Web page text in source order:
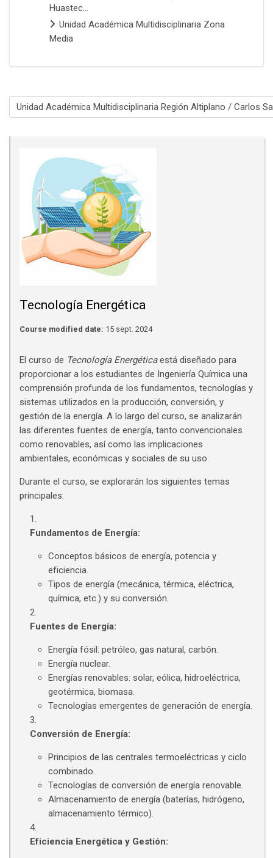
Categorías
Tecnología Energética
Course modified date: 15 sept. 2024
El curso de Tecnología Energéticaestá diseñado para
proporcionar a los estudiantes de Ingeniería Química una
comprensión profunda de los fundamentos, tecnologías y
sistemas utilizados en la producción, conversión, y
gestión de la energía. A lo largo del curso, se analizarán
las diferentes fuentes de energía, tanto convencionales
como renovables, así como las implicaciones
ambientales, económicas y sociales de su uso.
Durante el curso, se explorarán los siguientes temas
principales:
Fundamentos de Energía:
Conceptos básicos de energía, potencia y
eficiencia.
Tipos de energía (mecánica, térmica, eléctrica,
química, etc.) y su conversión.
Fuentes de Energía:
Energía fósil: petróleo, gas natural, carbón.
Energía nuclear.
Energías renovables: solar, eólica, hidroeléctrica,
geotérmica, biomasa.
Tecnologías emergentes de generación de energía.
Conversión de Energía:
Principios de las centrales termoeléctricas y ciclo
combinado.
Tecnologías de conversión de energía renovable.
Almacenamiento de energía (baterías, hidrógeno,
almacenamiento térmico).
Eficiencia Energética y Gestión:
Huastec...
Unidad Académica Multidisciplinaria Zona
Media